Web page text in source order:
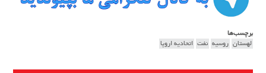
برچسب‌ها
لهستان روسیه نفت اتحادیه اروپا